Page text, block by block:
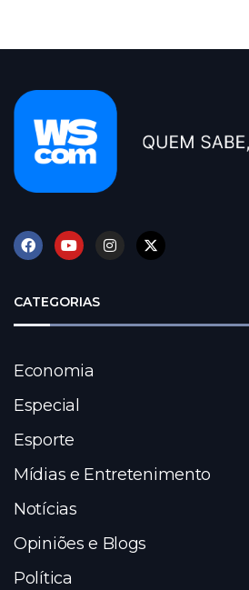
CATEGORIAS
Economia
Especial
Esporte
Mídias e Entretenimento
Notícias
Opiniões e Blogs
Política